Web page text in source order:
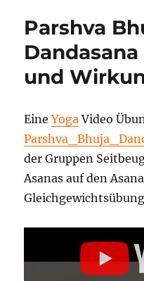
Parshva
und
EineYogaVideo
der Gruppen
Asanas auf den
„PARSHVA
DANDASANA
–